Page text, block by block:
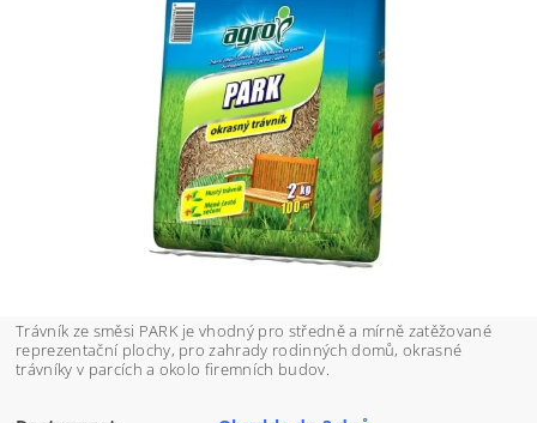
Trávník ze směsi PARK je vhodný pro středně a mírně zatěžované
reprezentační plochy, pro zahrady rodinných domů, okrasné
trávníky v parcích a okolo firemních budov.